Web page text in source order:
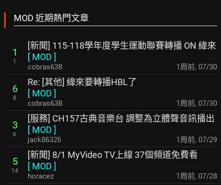
MOD 近期熱門文章
1
1
[新聞] 115-118學年度學生運動聯賽轉播 ON 緯來
[ MOD ]
cobras638 1周前, 07/30
6
8
Re: [其他] 緯來要轉播HBL了
[ MOD ]
cobras638 1周前, 07/30
3
6
[服務] CH157古典音樂台 調整為立體聲音訊播出
[ MOD ]
jack86326 1周前, 07/29
5
14
[新聞] 8/1 MyVideo TV上線 37個頻道免費看
[ MOD ]
horacez 1周前, 07/28